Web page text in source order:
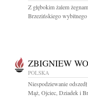
Z głębokim żalem
Brzezińskiego
ZBIGNIEW
POLSKA
Niespodziewanie
Mąż, Ojciec, Dziadek i